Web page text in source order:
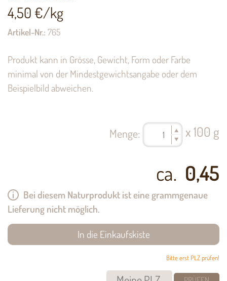
4,50 €/kg
Artikel-Nr.: 765
Produkt kann in Grösse, Gewicht, Form oder Farbe
minimal von der Mindestgewichtsangabe oder dem
Beispielbild abweichen.
Menge: x 100 g
ca. 0,45
Bei diesem Naturprodukt ist eine grammgenaue
Lieferung nicht möglich.
Bitte erst PLZ prüfen!